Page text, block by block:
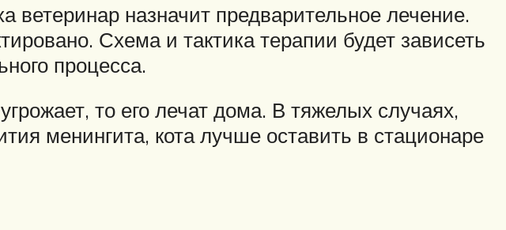
ветеринар назначит предварительное лечение.
Схема и тактика терапии будет зависеть
процесса.
то его лечат дома. В тяжелых случаях,
менингита, кота лучше оставить в стационаре